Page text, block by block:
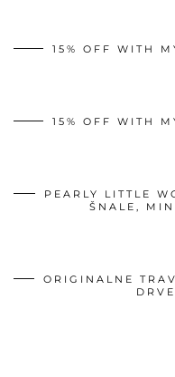
15% OFF WITH
15% OFF WITH
PEARLY LITTLE
ŠNALE,
ORIGINALNE